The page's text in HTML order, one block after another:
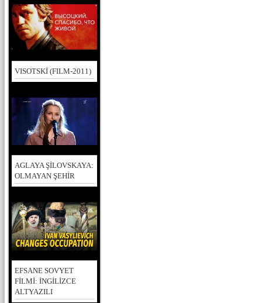
VISOTSKİ (FILM-2011)
AGLAYA ŞİLOVSKAYA:
OLMAYAN ŞEHİR
EFSANE SOVYET
FİLMİ: İNGİLİZCE
ALTYAZILI